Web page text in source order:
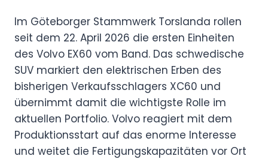
Im Göteborger Stammwerk Torslanda rollen
seit dem 22. April 2026 die ersten Einheiten
des Volvo EX60 vom Band. Das schwedische
SUV markiert den elektrischen Erben des
bisherigen Verkaufsschlagers XC60 und
übernimmt damit die wichtigste Rolle im
aktuellen Portfolio. Volvo reagiert mit dem
Produktionsstart auf das enorme Interesse
und weitet die Fertigungskapazitäten vor Ort